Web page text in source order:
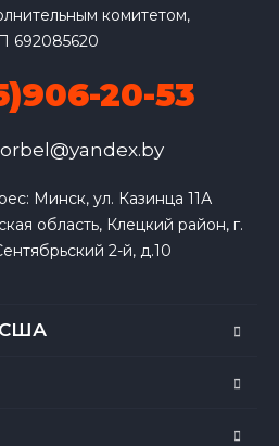
комитетом,
692085620
20-53
Минск, ул. Казинца 11А
область, Клецкий район, г.
2-й, д.10
США